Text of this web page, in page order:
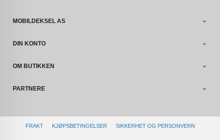
MOBILDEKSEL AS
DIN KONTO
OM BUTIKKEN
PARTNERE
FRAKT KJØPSBETINGELSER SIKKERHET OG PERSONVERN